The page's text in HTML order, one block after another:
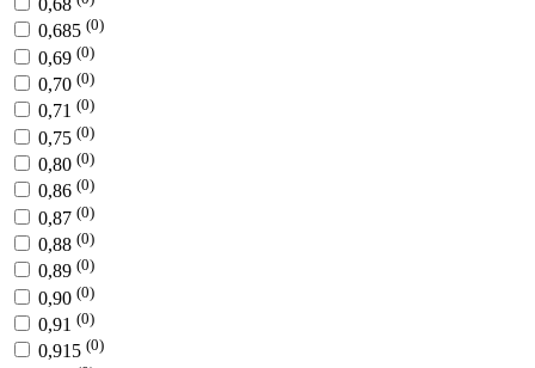
0,68
0,685 (0)
0,69 (0)
0,70 (0)
0,71 (0)
0,75 (0)
0,80 (0)
0,86 (0)
0,87 (0)
0,88 (0)
0,89 (0)
0,90 (0)
0,91 (0)
0,915 (0)